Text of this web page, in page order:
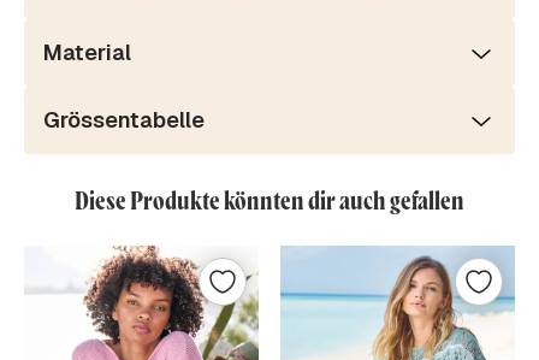
Material
Grössentabelle
Diese Produkte könnten dir auch gefallen